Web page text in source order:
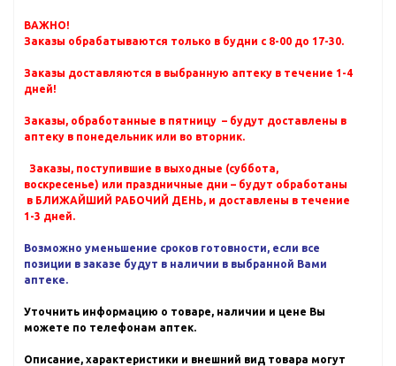
ВАЖНО!
Заказы обрабатываются только в будни с 8-00 до 17-30.
Заказы доставляются в выбранную аптеку в течение 1-4
дней!
Заказы, обработанные в пятницу – будут доставлены в
аптеку в понедельник или во вторник.
Заказы, поступившие в выходные (суббота,
воскресенье) или праздничные дни – будут обработаны
в БЛИЖАЙШИЙ РАБОЧИЙ ДЕНЬ, и доставлены в течение
1-3 дней.
Возможно уменьшение сроков готовности, если все
позиции в заказе будут в наличии в выбранной Вами
аптеке.
Уточнить информацию о товаре, наличии и цене Вы
можете по телефонам аптек.
Описание, характеристики и внешний вид товара могут